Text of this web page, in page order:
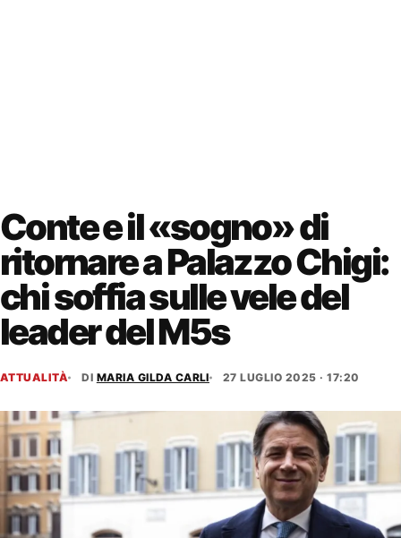
Conte e il «sogno» di
ritornare a Palazzo Chigi:
chi soffia sulle vele del
leader del M5s
ATTUALITÀ DI MARIA GILDA CARLI 27 LUGLIO 2025 · 17:20